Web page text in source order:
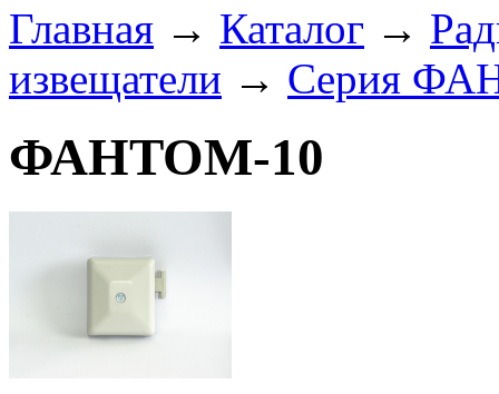
Главная → Каталог →
извещатели → Серия
ФАНТОМ-10